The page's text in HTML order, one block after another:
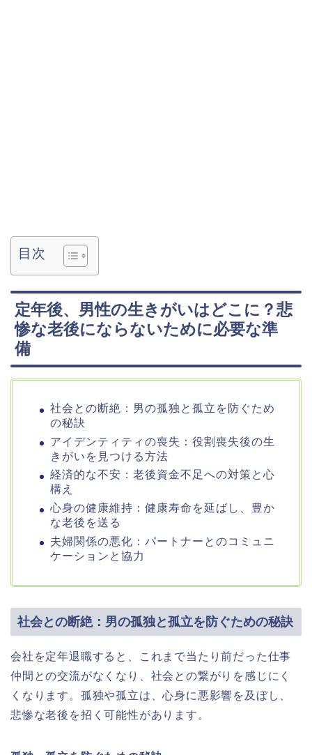
目次
定年後、男性の生きがいはどこに？悲
惨な老後にならないために必要な準
備
社会との断絶：男の孤独と孤立を防ぐため
の秘訣
アイデンティティの喪失：役割喪失後の生
きがいを見つける方法
経済的な不安：老後資金不足への対策と心
構え
心身の健康維持：健康寿命を延ばし、豊か
な老後を送る
夫婦関係の悪化：パートナーとのコミュニ
ケーションと協力
社会との断絶：男の孤独と孤立を防ぐための秘訣
会社を定年退職すると、これまで当たり前だった仕事
仲間との交流がなくなり、社会との繋がりを感じにく
くなります。孤独や孤立は、心身に悪影響を及ぼし、
悲惨な老後を招く可能性があります。